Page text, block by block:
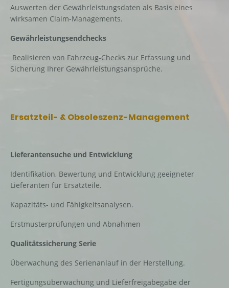
Auswerten der Gewährleistungsdaten als Basis eines
wirksamen Claim-Managements.
Gewährleistungsendchecks
Realisieren von Fahrzeug-Checks zur Erfassung und
Sicherung Ihrer Gewährleistungsansprüche.
Ersatzteil- & Obsoleszenz-Management
Lieferantensuche und Entwicklung
Identifikation, Bewertung und Entwicklung geeigneter
Lieferanten für Ersatzteile.
Kapazitäts- und Fähigkeitsanalysen.
Erstmusterprüfungen und Abnahmen
Qualitätssicherung Serie
Überwachung des Serienanlauf in der Herstellung.
Fertigungsüberwachung und Lieferfreigabegabe der